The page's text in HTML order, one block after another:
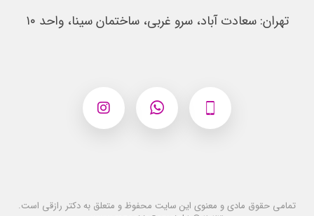
تهران: سعادت آباد، سرو غربى، ساختمان سينا، واحد ١٠
تمامی حقوق مادی و معنوی این سایت محفوظ و متعلق به دکتر رازقی است.